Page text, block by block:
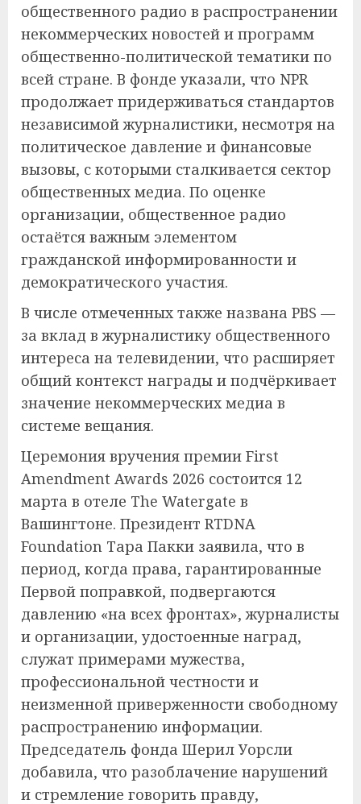
общественного радио в распространении
некоммерческих новостей и программ
общественно-политической тематики по
всей стране. В фонде указали, что NPR
продолжает придерживаться стандартов
независимой журналистики, несмотря на
политическое давление и финансовые
вызовы, с которыми сталкивается сектор
общественных медиа. По оценке
организации, общественное радио
остаётся важным элементом
гражданской информированности и
демократического участия.
В числе отмеченных также названа PBS —
за вклад в журналистику общественного
интереса на телевидении, что расширяет
общий контекст награды и подчёркивает
значение некоммерческих медиа в
системе вещания.
Церемония вручения премии First
Amendment Awards 2026 состоится 12
марта в отеле The Watergate в
Вашингтоне. Президент RTDNA
Foundation Тара Пакки заявила, что в
период, когда права, гарантированные
Первой поправкой, подвергаются
давлению «на всех фронтах», журналисты
и организации, удостоенные наград,
служат примерами мужества,
профессиональной честности и
неизменной приверженности свободному
распространению информации.
Председатель фонда Шерил Уорсли
добавила, что разоблачение нарушений
и стремление говорить правду,